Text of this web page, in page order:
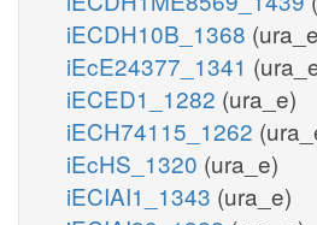
iECDH10B_1368
iEcE24377_1341
iECED1_1282 (ura_e)
iECH74115_1262
iEcHS_1320 (ura_e)
iECIAI1_1343 (ura_e)